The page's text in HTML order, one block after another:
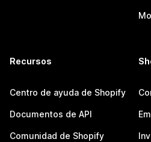
Recursos
Centro de ayuda de Shopify
Documentos de API
Comunidad de Shopify